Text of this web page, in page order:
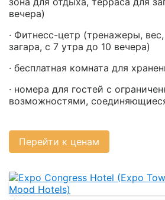
вечера)
· Фитнесс-цетр (тренажеры,
загара, с 7 утра до 10 вечера)
· бесплатная комната для
· номера для гостей с
возможностями,
Перейти к ценам